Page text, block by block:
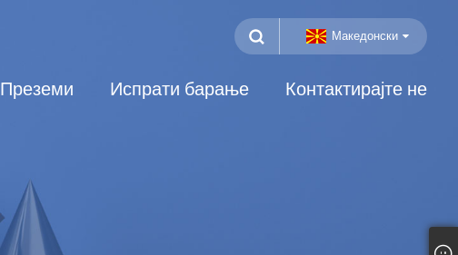
Македонски
Преземи Испрати барање Контактирајте не